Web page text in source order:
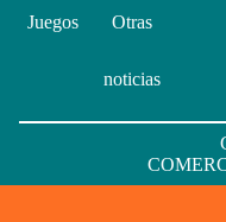
Juegos Otras
noticias